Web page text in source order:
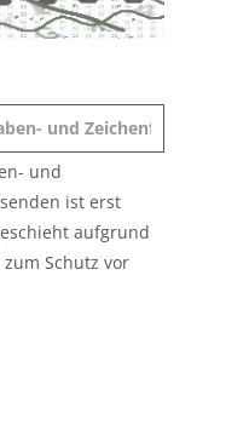
und
ist erst
aufgrund
Schutz vor